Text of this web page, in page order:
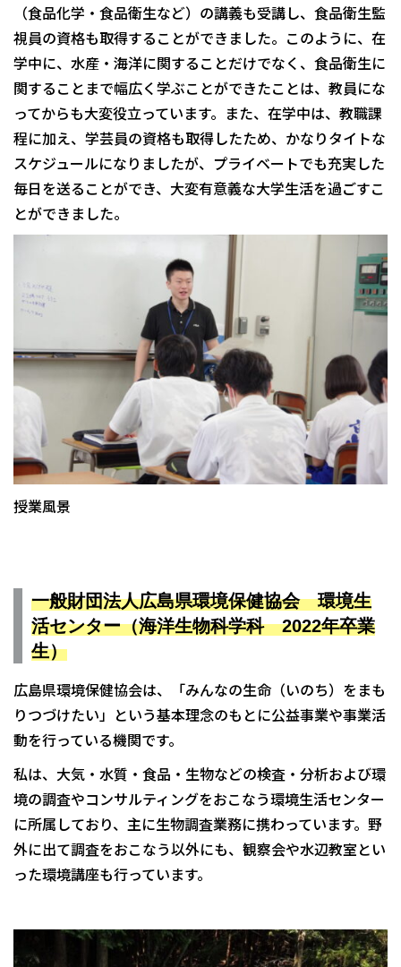
（食品化学・食品衛生など）の講義も受講し、食品衛生監
視員の資格も取得することができました。このように、在
学中に、水産・海洋に関することだけでなく、食品衛生に
関することまで幅広く学ぶことができたことは、教員にな
ってからも大変役立っています。また、在学中は、教職課
程に加え、学芸員の資格も取得したため、かなりタイトな
スケジュールになりましたが、プライベートでも充実した
毎日を送ることができ、大変有意義な大学生活を過ごすこ
とができました。
授業風景
一般財団法人広島県環境保健協会 環境生
活センター（海洋生物科学科 2022年卒業
生）
広島県環境保健協会は、「みんなの生命（いのち）をまも
りつづけたい」という基本理念のもとに公益事業や事業活
動を行っている機関です。
私は、大気・水質・食品・生物などの検査・分析および環
境の調査やコンサルティングをおこなう環境生活センター
に所属しており、主に生物調査業務に携わっています。野
外に出て調査をおこなう以外にも、観察会や水辺教室とい
った環境講座も行っています。